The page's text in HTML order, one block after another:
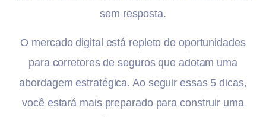
sem resposta.
O mercado digital está repleto de oportunidades
para corretores de seguros que adotam uma
abordagem estratégica. Ao seguir essas 5 dicas,
você estará mais preparado para construir uma